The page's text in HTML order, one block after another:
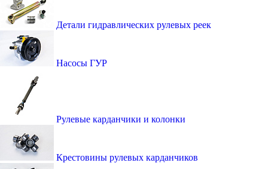
Детали гидравлических рулевых реек
Насосы ГУР
Рулевые карданчики и колонки
Крестовины рулевых карданчиков